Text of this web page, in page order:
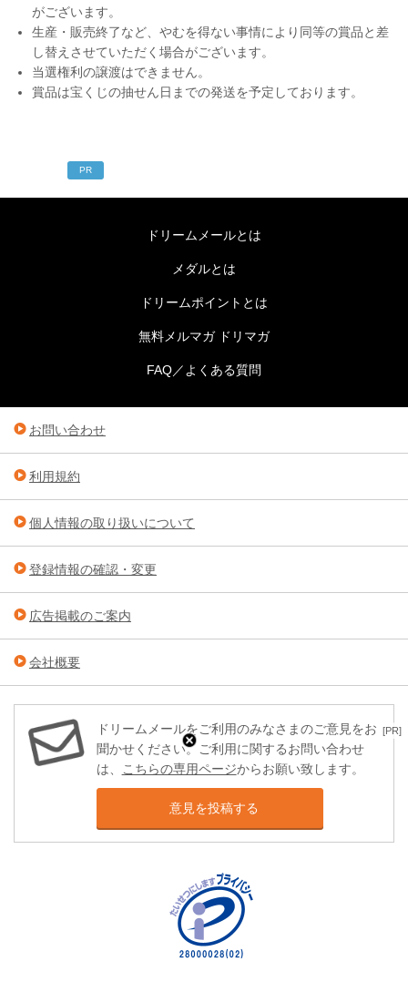
がございます。
生産・販売終了など、やむを得ない事情により同等の賞品と差
し替えさせていただく場合がございます。
当選権利の譲渡はできません。
賞品は宝くじの抽せん日までの発送を予定しております。
[PR]
PR
ドリームメールとは
メダルとは
ドリームポイントとは
無料メルマガ ドリマガ
FAQ／よくある質問
お問い合わせ
利用規約
個人情報の取り扱いについて
登録情報の確認・変更
広告掲載のご案内
会社概要
ドリームメールをご利用のみなさまのご意見をお
聞かせください。ご利用に関するお問い合わせ
は、
こちらの専用ページからお願い致します。
意見を投稿する